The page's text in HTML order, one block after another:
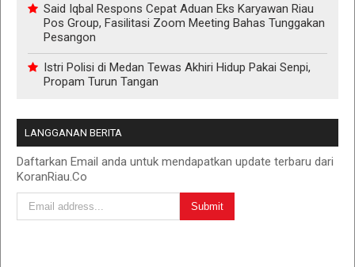
Said Iqbal Respons Cepat Aduan Eks Karyawan Riau
Pos Group, Fasilitasi Zoom Meeting Bahas Tunggakan
Pesangon
Istri Polisi di Medan Tewas Akhiri Hidup Pakai Senpi,
Propam Turun Tangan
LANGGANAN BERITA
Daftarkan Email anda untuk mendapatkan update terbaru dari
KoranRiau.Co